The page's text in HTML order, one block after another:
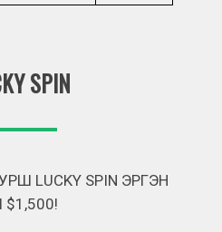
SPIN
LUCKY SPIN ЭРГЭН